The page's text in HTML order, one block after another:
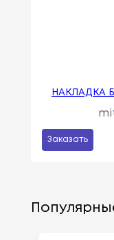
НАКЛАДКА
Заказать